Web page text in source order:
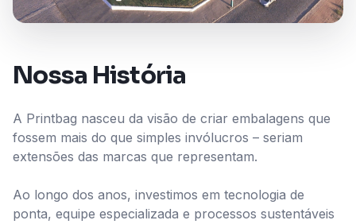
Nossa História
A Printbag nasceu da visão de criar embalagens que
fossem mais do que simples invólucros – seriam
extensões das marcas que representam.
Ao longo dos anos, investimos em tecnologia de
ponta, equipe especializada e processos sustentáveis